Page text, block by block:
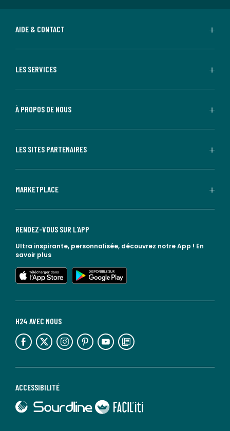
AIDE & CONTACT
LES SERVICES
À PROPOS DE NOUS
LES SITES PARTENAIRES
MARKETPLACE
ACCESSIBILITÉ
lien vers Sourdline
lien vers Faciliti
H24 AVEC NOUS
lien vers l'espace réseaux sociaux lien vers l'espace réseaux sociaux lien vers l'espace réseaux sociaux lien vers l'espace réseaux sociaux lien vers l'espace réseaux sociaux lien vers le blog la redoute
RENDEZ-VOUS SUR L'APP
Ultra inspirante, personnalisée, découvrez notre App ! En
savoir plus
lien vers l'app store
lien vers google play